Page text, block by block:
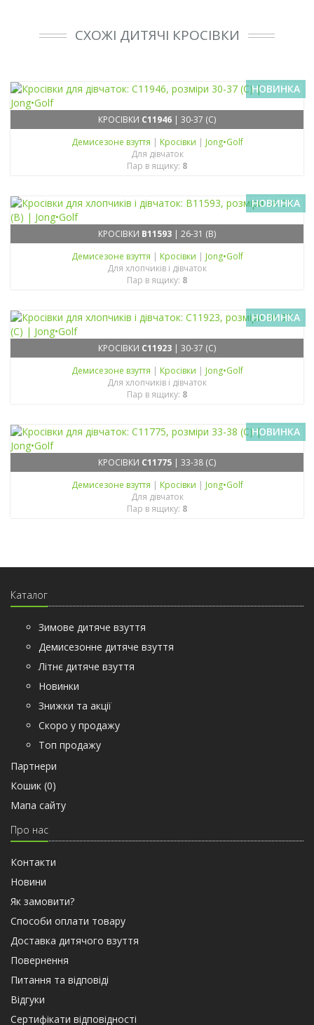
СХОЖІ ДИТЯЧІ КРОСІВКИ
НОВИНКА
КРОСІВКИ C11946 | 30-37 (C)
Демисезонe взуття | Кросівки | Jong•Golf
Для дівчаток
Пар в ящику: 8
НОВИНКА
КРОСІВКИ B11593 | 26-31 (B)
Демисезонe взуття | Кросівки | Jong•Golf
Для хлопчиків і дівчаток
Пар в ящику: 8
НОВИНКА
КРОСІВКИ C11923 | 30-37 (C)
Демисезонe взуття | Кросівки | Jong•Golf
Для хлопчиків і дівчаток
Пар в ящику: 8
НОВИНКА
КРОСІВКИ C11775 | 33-38 (C)
Демисезонe взуття | Кросівки | Jong•Golf
Для дівчаток
Пар в ящику: 8
Каталог
Зимове дитяче взуття
Демисезонне дитяче взуття
Літнє дитяче взуття
Новинки
Знижки та акції
Скоро у продажу
Топ продажу
Партнери
Кошик (0)
Мапа сайту
Про нас
Контакти
Новини
Як замовити?
Способи оплати товару
Доставка дитячого взуття
Повернення
Питання та відповіді
Відгуки
Сертифiкати вiдповiдностi